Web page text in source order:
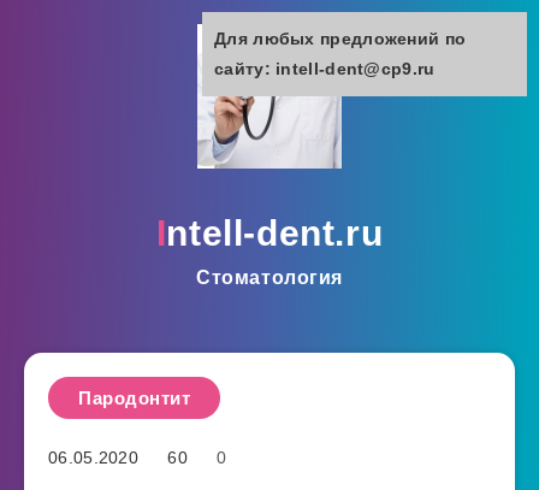
intell-dent.ru
Стоматология
Пародонтит
06.05.2020 60 0
Для любых предложений по
сайту: intell-dent@cp9.ru